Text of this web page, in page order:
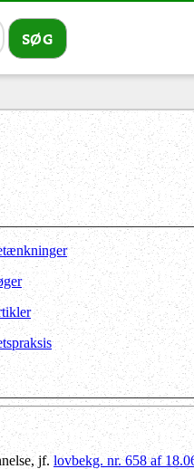
jf. lovbekg. nr. 658 af